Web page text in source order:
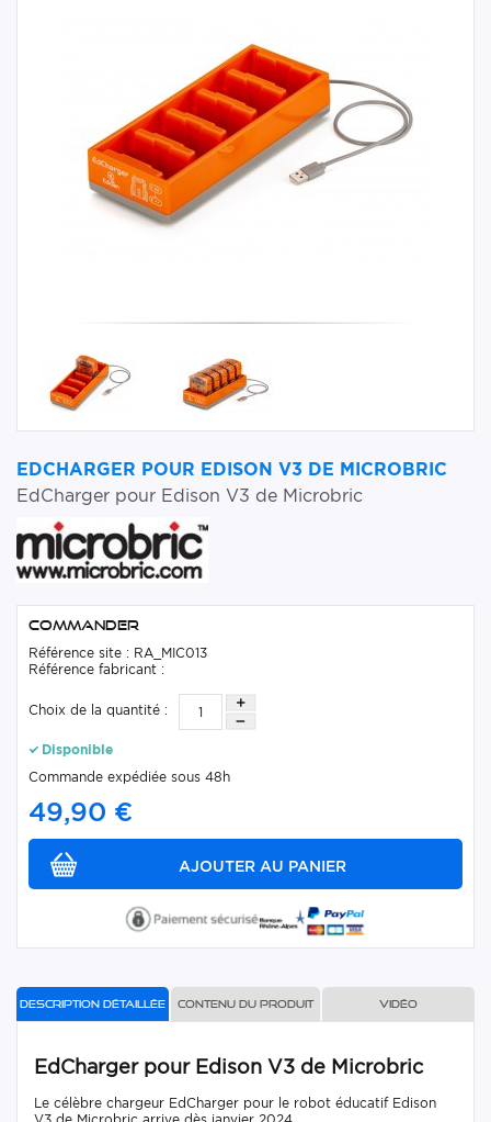
EDCHARGER POUR EDISON V3 DE MICROBRIC
EdCharger pour Edison V3 de Microbric
Commander
Référence site : RA_MIC013
Référence fabricant :
Choix de la quantité :
Disponible
Commande expédiée sous 48h
49,90 €
Description détaillée Contenu du produit Vidéo
EdCharger pour Edison V3 de Microbric
Le célèbre chargeur EdCharger pour le robot éducatif Edison